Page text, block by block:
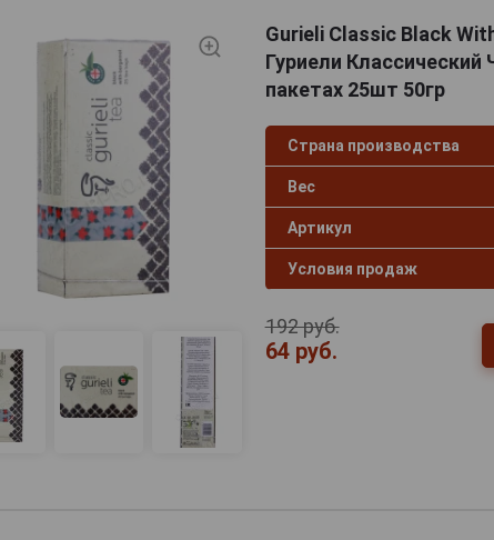
Gurieli Classic Black
Гуриели
пакетах 25шт 50гр
Страна производства
Вес
Артикул
Условия продаж
192 руб.
64 руб.